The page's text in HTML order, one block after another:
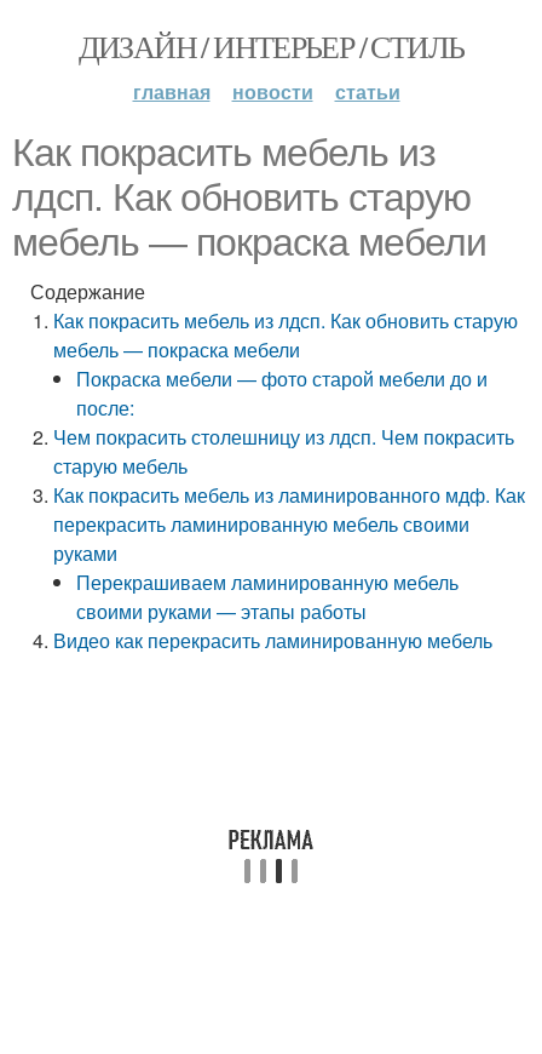
ДИЗАЙН / ИНТЕРЬЕР / СТИЛЬ
главная новости статьи
Как покрасить мебель из
лдсп. Как обновить старую
мебель — покраска мебели
Содержание
Как покрасить мебель из лдсп. Как обновить старую
мебель — покраска мебели
Покраска мебели — фото старой мебели до и
после:
Чем покрасить столешницу из лдсп. Чем покрасить
старую мебель
Как покрасить мебель из ламинированного мдф. Как
перекрасить ламинированную мебель своими
руками
Перекрашиваем ламинированную мебель
своими руками — этапы работы
Видео как перекрасить ламинированную мебель